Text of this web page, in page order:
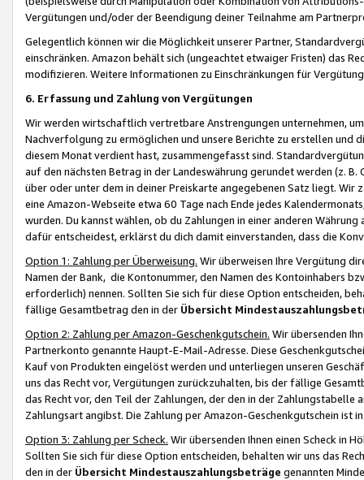
Vergütungen und/oder der Beendigung deiner Teilnahme am
Gelegentlich können wir die Möglichkeit unserer Partner,
einschränken. Amazon behält sich (ungeachtet etwaiger Fristen) das
modifizieren. Weitere Informationen zu Einschränkungen für
6. Erfassung und Zahlung von Vergütungen
Wir werden wirtschaftlich vertretbare Anstrengungen unternehmen,
Nachverfolgung zu ermöglichen und unsere Berichte zu erstellen und
diesem Monat verdient hast, zusammengefasst sind.
auf den nächsten Betrag in der Landeswährung gerundet werden (z.
über oder unter dem in deiner Preiskarte angegebenen Satz liegt.
eine Amazon-Webseite etwa 60 Tage nach Ende jedes
wurden. Du kannst wählen, ob du Zahlungen in einer anderen
dafür entscheidest, erklärst du dich damit einverstanden, dass die
Option 1: Zahlung per Überweisung. Wir überweisen Ihre Vergütung
Namen der Bank, die Kontonummer, den Namen des Kontoinhabers
erforderlich) nennen. Sollten Sie sich für diese Option entscheiden,
fällige Gesamtbetrag den in der Übersicht
Option 2: Zahlung per Amazon-Geschenkgutschein. Wir übersenden
Partnerkonto genannte Haupt-E-Mail-Adresse. Diese
Kauf von Produkten eingelöst werden und unterliegen unseren
uns das Recht vor, Vergütungen zurückzuhalten, bis der fällige
das Recht vor, den Teil der Zahlungen, der den in der
Zahlungsart angibst. Die Zahlung per Amazon-Geschenkgutschein ist
Option 3: Zahlung per Scheck. Wir übersenden Ihnen einen Scheck in
Sollten Sie sich für diese Option entscheiden, behalten wir uns das
den in der Übersicht Mindestauszahlungsbeträge genannten